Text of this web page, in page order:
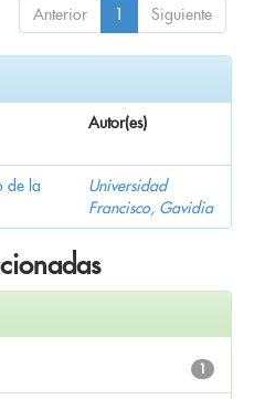
Anterior 1 Siguiente
Autor(es)
de la
Universidad
Francisco, Gavidia
1